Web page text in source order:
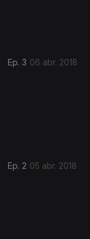
Ep. 3 06 abr. 2018
Ep. 2 05 abr. 2018